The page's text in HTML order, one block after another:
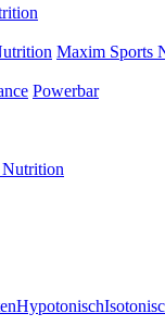
Maxim Sports
Powerbar
Nutrition
Hypotonisch